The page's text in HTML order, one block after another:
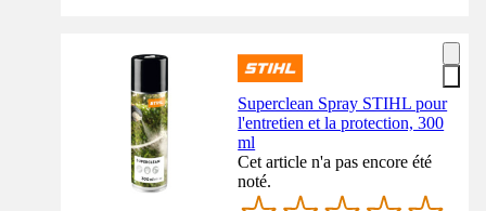
Superclean Spray STIHL pour
l'entretien et la protection, 300
ml
Cet article n'a pas encore été
noté.